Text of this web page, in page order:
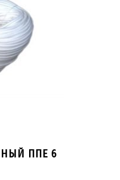
ППЕ 6